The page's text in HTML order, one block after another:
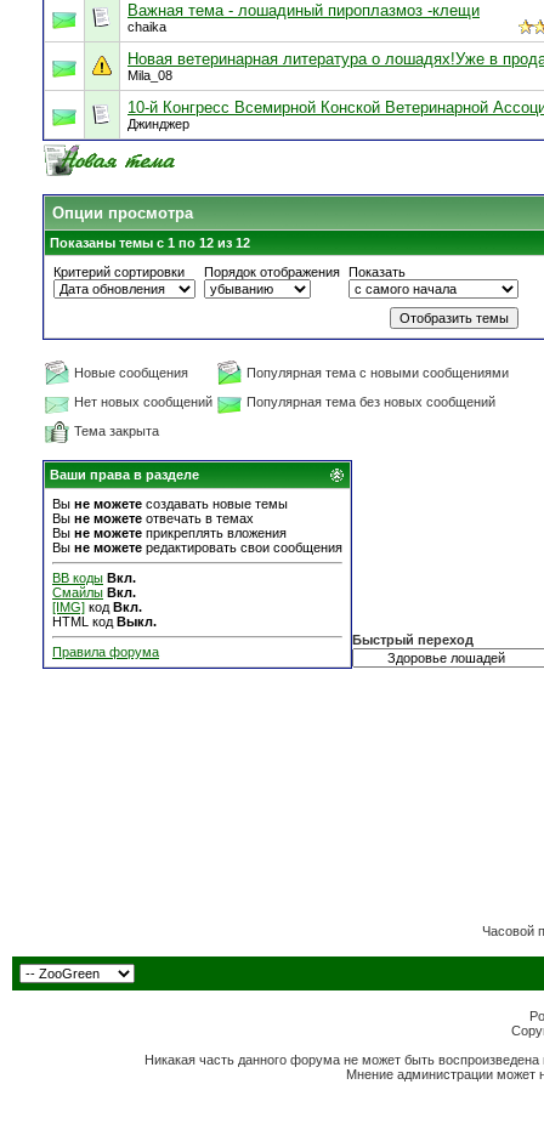
Важная тема - лошадиный пироплазмоз -клещи
chaika
Новая ветеринарная литература о лошадях!Уже в
Mila_08
10-й Конгресс Всемирной Конской Ветеринарной
Джинджер
Опции просмотра
Показаны темы с 1 по 12 из 12
Критерий сортировки
Порядок отображения Показать
Новые сообщения
Популярная тема с новыми сообщениями
Нет новых сообщений
Популярная тема без новых сообщений
Тема закрыта
Ваши права в разделе
Вы не можете создавать новые темы
Вы не можете отвечать в темах
Вы не можете прикреплять вложения
Вы не можете редактировать свои сообщения
BB коды Вкл.
Смайлы Вкл.
[IMG] код Вкл.
HTML код Выкл.
Правила форума
Быстрый переход
Часовой
Никакая часть данного форума не может быть
Мнение администрации может